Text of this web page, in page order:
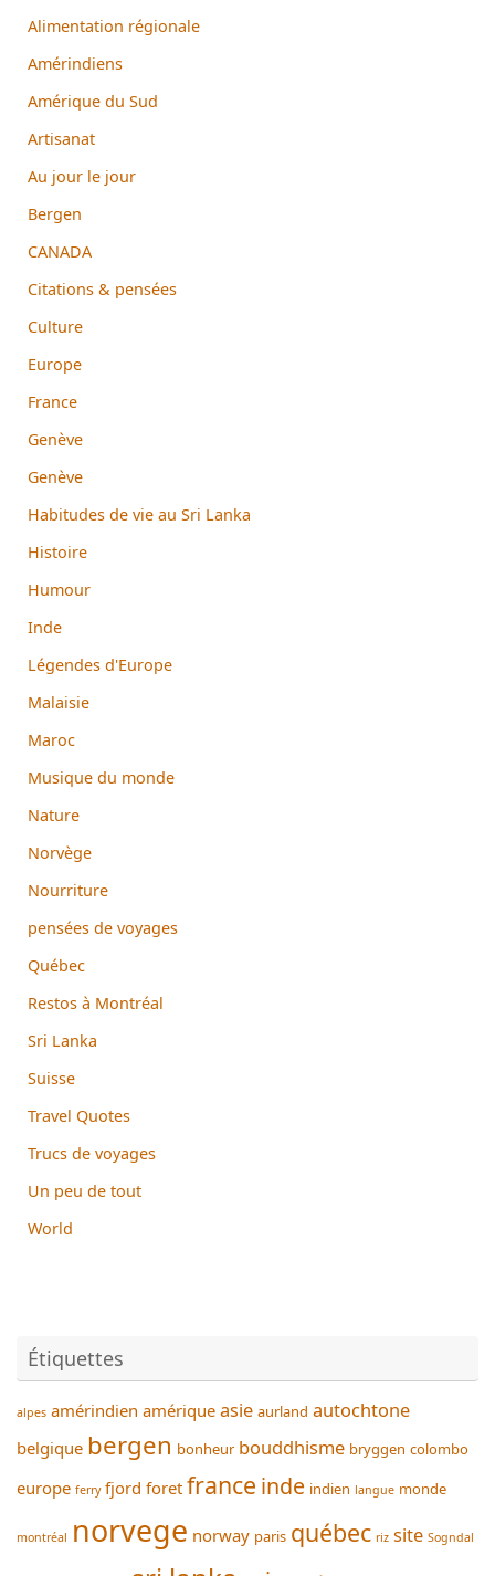
Alimentation régionale
Amérindiens
Amérique du Sud
Artisanat
Au jour le jour
Bergen
CANADA
Citations & pensées
Culture
Europe
France
Genève
Genève
Habitudes de vie au Sri Lanka
Histoire
Humour
Inde
Légendes d'Europe
Malaisie
Maroc
Musique du monde
Nature
Norvège
Nourriture
pensées de voyages
Québec
Restos à Montréal
Sri Lanka
Suisse
Travel Quotes
Trucs de voyages
Un peu de tout
World
Étiquettes
alpes amérindien amérique asie aurland autochtone
belgique bergen bonheur bouddhisme bryggen colombo
europe ferry fjord foret france inde indien langue monde
montréal norvege norway paris québec riz site Sogndal